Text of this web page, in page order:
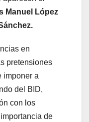
Manuel López
en
pretensiones
imponer a
del BID,
con los
de